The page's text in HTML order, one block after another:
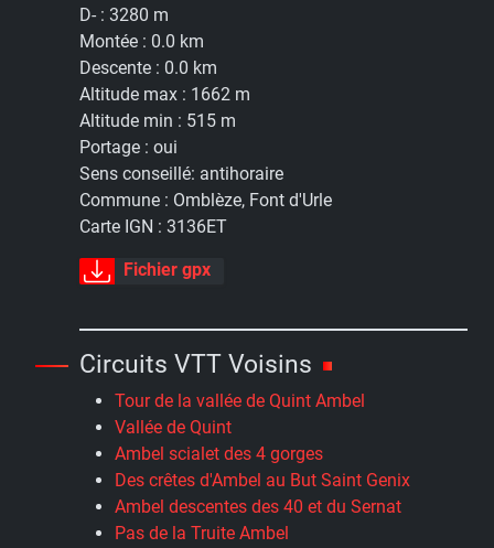
D- : 3280 m
Montée : 0.0 km
Descente : 0.0 km
Altitude max : 1662 m
Altitude min : 515 m
Portage : oui
Sens conseillé: antihoraire
Commune : Omblèze, Font d'Urle
Carte IGN : 3136ET
Fichier gpx
Circuits VTT Voisins
Tour de la vallée de Quint Ambel
Vallée de Quint
Ambel scialet des 4 gorges
Des crêtes d'Ambel au But Saint Genix
Ambel descentes des 40 et du Sernat
Pas de la Truite Ambel